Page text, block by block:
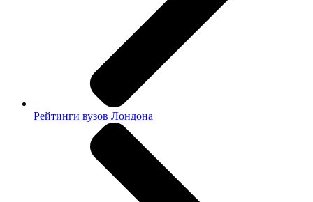
Рейтинги вузов Лондона